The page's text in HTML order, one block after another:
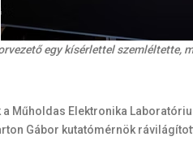
egy kísérlettel
a Műholdas Elektronika
Gábor kutatómérnök